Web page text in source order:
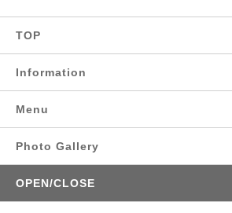
TOP
Information
Menu
Photo Gallery
OPEN/CLOSE